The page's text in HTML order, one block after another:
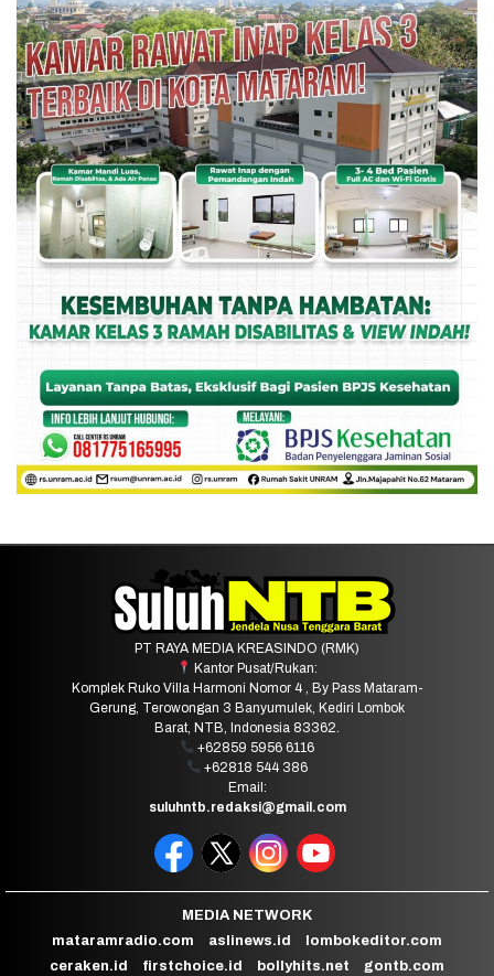
PT RAYA MEDIA KREASINDO (RMK)
Kantor Pusat/Rukan:
Komplek Ruko Villa Harmoni Nomor 4 , By Pass Mataram-
Gerung, Terowongan 3 Banyumulek, Kediri Lombok
Barat, NTB, Indonesia 83362.
+62859 5956 6116
+62818 544 386
Email:
suluhntb.redaksi@gmail.com
MEDIA NETWORK
mataramradio.com
aslinews.id
lombokeditor.com
ceraken.id
firstchoice.id bollyhits.net gontb.com